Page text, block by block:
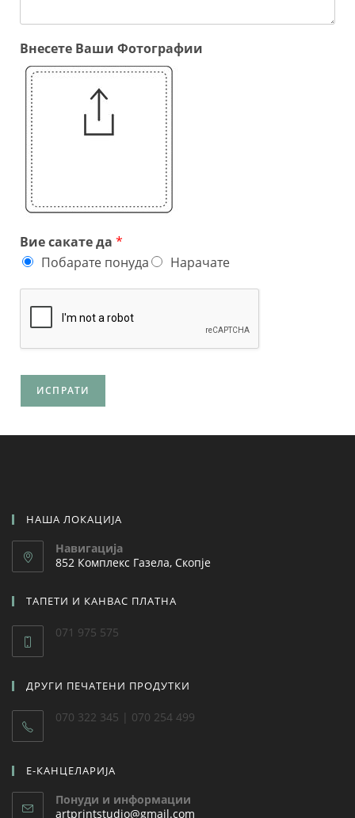
Внесете Ваши Фотографии
Вие сакате да *
Побарате понуда
Нарачате
ИСПРАТИ
НАША ЛОКАЦИЈА
Навигација
852 Комплекс Газела, Скопје
ТАПЕТИ И КАНВАС ПЛАТНА
071 975 575
ДРУГИ ПЕЧАТЕНИ ПРОДУТКИ
070 322 345 | 070 254 499
Е-КАНЦЕЛАРИЈА
Понуди и информации
artprintstudio@gmail.com